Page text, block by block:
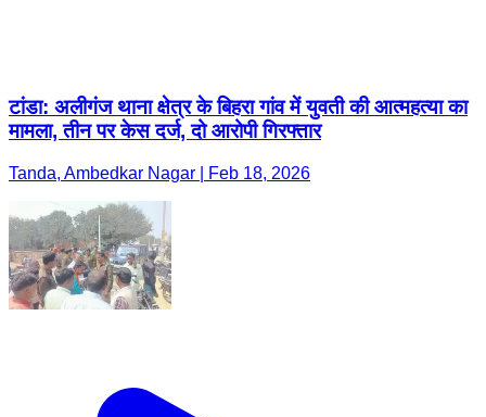
टांडा: अलीगंज थाना क्षेत्र के बिहरा गांव में युवती की आत्महत्या का
मामला, तीन पर केस दर्ज, दो आरोपी गिरफ्तार
Tanda, Ambedkar Nagar | Feb 18, 2026